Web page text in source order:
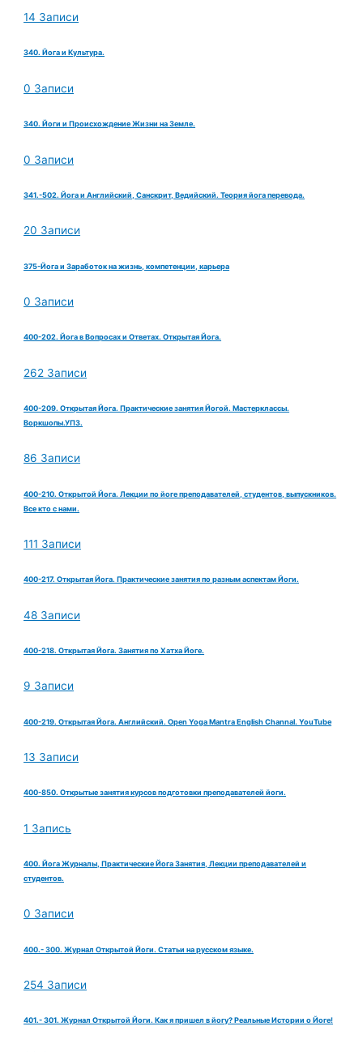
14 Записи
340. Йога и Культура.
0 Записи
340. Йоги и Происхождение Жизни на Земле.
0 Записи
341.-502. Йога и Английский, Санскрит, Ведийский. Теория йога перевода.
20 Записи
375-Йога и Заработок на жизнь, компетенции, карьера
0 Записи
400-202. Йога в Вопросах и Ответах. Открытая Йога.
262 Записи
400-209. Открытая Йога. Практические занятия Йогой. Мастерклассы.
Воркшопы.УПЗ.
86 Записи
400-210. Открытой Йога. Лекции по йоге преподавателей, студентов, выпускников.
Все кто с нами.
111 Записи
400-217. Открытая Йога. Практические занятия по разным аспектам Йоги.
48 Записи
400-218. Открытая Йога. Занятия по Хатха Йоге.
9 Записи
400-219. Открытая Йога. Английский. Open Yoga Mantra English Channal. YouTube
13 Записи
400-850. Открытые занятия курсов подготовки преподавателей йоги.
1 Запись
400. Йога Журналы, Практические Йога Занятия, Лекции преподавателей и
студентов.
0 Записи
400.- 300. Журнал Открытой Йоги. Статьи на русском языке.
254 Записи
401.- 301. Журнал Открытой Йоги. Как я пришел в йогу? Реальные Истории о Йоге!